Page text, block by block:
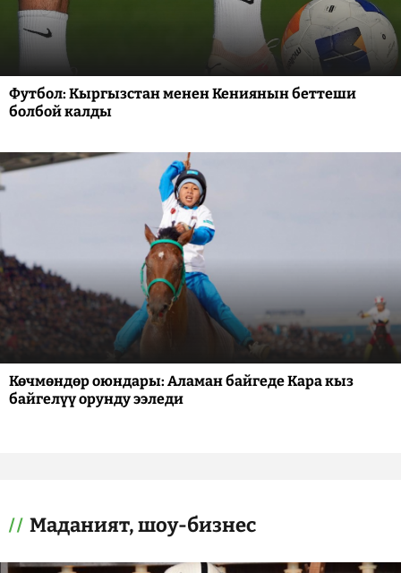
Футбол: Кыргызстан менен Кениянын беттеши
болбой калды
Көчмөндөр оюндары: Аламан байгеде Кара кыз
байгелүү орунду ээледи
Маданият, шоу-бизнес